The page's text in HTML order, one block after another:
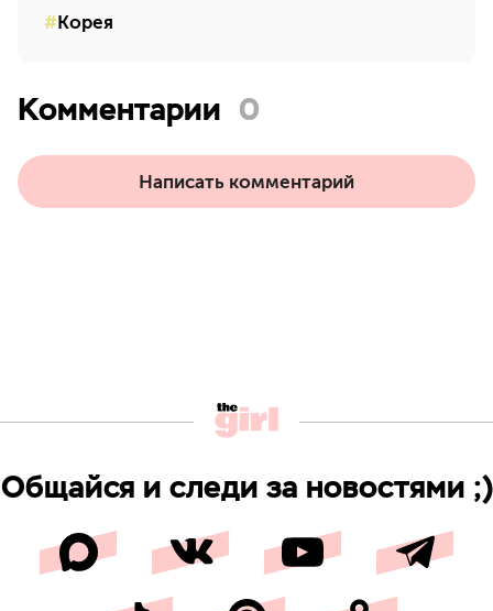
Корея
Комментарии 0
Написать комментарий
Общайся и следи за новостями ;)